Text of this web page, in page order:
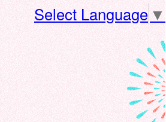
Select Language▼